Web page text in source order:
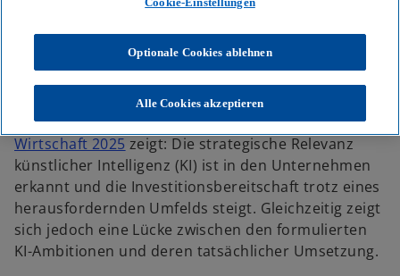
n
e
u
R
g
i
s
t
e
r
k
a
r
t
e
g
e
n
r
e
u
e
n
R
g
i
s
t
e
r
k
a
r
t
e
g
e
n
r
e
u
n
R
g
i
s
e
r
k
a
r
t
e
g
KPMG Themen
KI & Digitale Transformation
Künstliche Intelligenz
Passgenaue KI-Pipelines für Marketing, Vertrieb und Service
Unsere StudieGenerative KI in der deutschen
Wirtschaft 2025w
i
r
d
i
n
zeigt: Die strategische Relevanz
künstlicher Intelligenz (KI) ist in den Unternehmen
erkannt und die Investitionsbereitschaft trotz eines
herausfordernden Umfelds steigt. Gleichzeitig zeigt
sich jedoch eine Lücke zwischen den formulierten
KI-Ambitionen und deren tatsächlicher Umsetzung.
Optionale Cookies ablehnen
Alle Cookies akzeptieren